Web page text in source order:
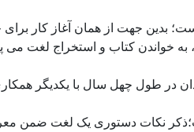
بدین جهت از همان آغاز کار برای
به خواندن کتاب و استخراج لغت می
در طول چهل سال با یکدیگر
نکات دستوری یک لغت ضمن